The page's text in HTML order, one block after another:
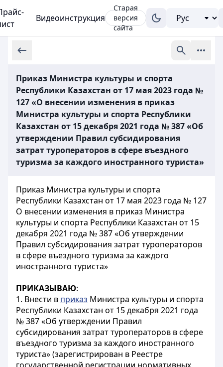
Видеоинструкция
Старая
версия
сайта
Приказ Министра культуры и спорта
Республики Казахстан от 17 мая 2023 года №
127 «О внесении изменения в приказ
Министра культуры и спорта Республики
Казахстан от 15 декабря 2021 года № 387 «Об
утверждении Правил субсидирования
затрат туроператоров в сфере въездного
туризма за каждого иностранного туриста»
Приказ Министра культуры и спорта
Республики Казахстан от 17 мая 2023 года № 127
О внесении изменения в приказ Министра
культуры и спорта Республики Казахстан от 15
декабря 2021 года № 387 «Об утверждении
Правил субсидирования затрат туроператоров
в сфере въездного туризма за каждого
иностранного туриста»
ПРИКАЗЫВАЮ:
1. Внести в приказ Министра культуры и спорта
Республики Казахстан от 15 декабря 2021 года
№ 387 «Об утверждении Правил
субсидирования затрат туроператоров в сфере
въездного туризма за каждого иностранного
туриста» (зарегистрирован в Реестре